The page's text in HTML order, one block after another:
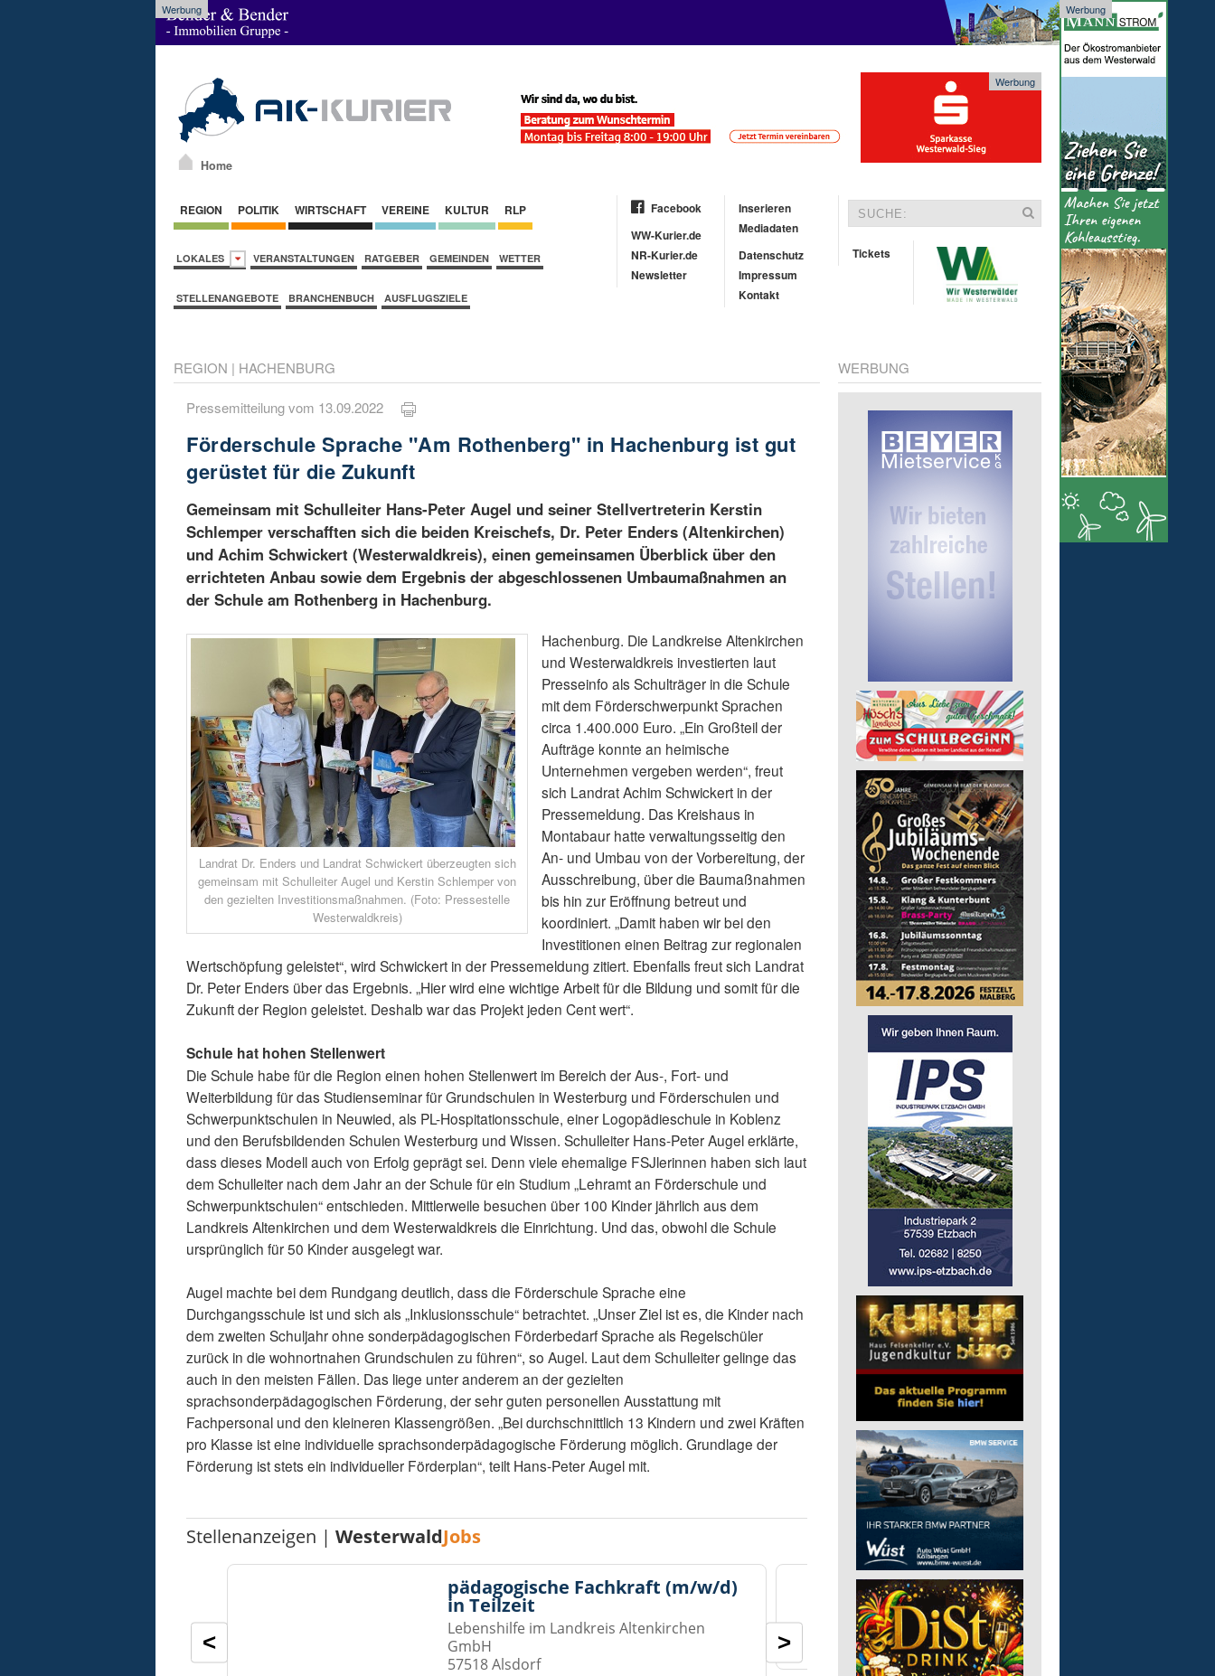
Werbung Werbung
Home
Werbung
REGION POLITIK WIRTSCHAFT VEREINE KULTUR RLP
LOKALES VERANSTALTUNGEN RATGEBER GEMEINDEN WETTER
STELLENANGEBOTE BRANCHENBUCH AUSFLUGSZIELE
Facebook
WW-Kurier.de
NR-Kurier.de
Newsletter
Inserieren
Mediadaten
Datenschutz
Impressum
Kontakt
Tickets
REGION | HACHENBURG
Pressemitteilung vom 13.09.2022
Förderschule Sprache "Am Rothenberg" in Hachenburg ist gut
gerüstet für die Zukunft
Gemeinsam mit Schulleiter Hans-Peter Augel und seiner Stellvertreterin Kerstin
Schlemper verschafften sich die beiden Kreischefs, Dr. Peter Enders (Altenkirchen)
und Achim Schwickert (Westerwaldkreis), einen gemeinsamen Überblick über den
errichteten Anbau sowie dem Ergebnis der abgeschlossenen Umbaumaßnahmen an
der Schule am Rothenberg in Hachenburg.
Landrat Dr. Enders und Landrat Schwickert überzeugten sich
gemeinsam mit Schulleiter Augel und Kerstin Schlemper von
den gezielten Investitionsmaßnahmen. (Foto: Pressestelle
Westerwaldkreis)
Hachenburg. Die Landkreise Altenkirchen
und Westerwaldkreis investierten laut
Presseinfo als Schulträger in die Schule
mit dem Förderschwerpunkt Sprachen
circa 1.400.000 Euro. „Ein Großteil der
Aufträge konnte an heimische
Unternehmen vergeben werden“, freut
sich Landrat Achim Schwickert in der
Pressemeldung. Das Kreishaus in
Montabaur hatte verwaltungsseitig den
An- und Umbau von der Vorbereitung, der
Ausschreibung, über die Baumaßnahmen
bis hin zur Eröffnung betreut und
koordiniert. „Damit haben wir bei den
Investitionen einen Beitrag zur regionalen
Wertschöpfung geleistet“, wird Schwickert in der Pressemeldung zitiert. Ebenfalls freut sich Landrat
Dr. Peter Enders über das Ergebnis. „Hier wird eine wichtige Arbeit für die Bildung und somit für die
Zukunft der Region geleistet. Deshalb war das Projekt jeden Cent wert“.
Schule hat hohen Stellenwert
Die Schule habe für die Region einen hohen Stellenwert im Bereich der Aus-, Fort- und
Weiterbildung für das Studienseminar für Grundschulen in Westerburg und Förderschulen und
Schwerpunktschulen in Neuwied, als PL-Hospitationsschule, einer Logopädieschule in Koblenz
und den Berufsbildenden Schulen Westerburg und Wissen. Schulleiter Hans-Peter Augel erklärte,
dass dieses Modell auch von Erfolg geprägt sei. Denn viele ehemalige FSJlerinnen haben sich laut
dem Schulleiter nach dem Jahr an der Schule für ein Studium „Lehramt an Förderschule und
Schwerpunktschulen“ entschieden. Mittlerweile besuchen über 100 Kinder jährlich aus dem
Landkreis Altenkirchen und dem Westerwaldkreis die Einrichtung. Und das, obwohl die Schule
ursprünglich für 50 Kinder ausgelegt war.
Augel machte bei dem Rundgang deutlich, dass die Förderschule Sprache eine
Durchgangsschule ist und sich als „Inklusionsschule“ betrachtet. „Unser Ziel ist es, die Kinder nach
dem zweiten Schuljahr ohne sonderpädagogischen Förderbedarf Sprache als Regelschüler
zurück in die wohnortnahen Grundschulen zu führen“, so Augel. Laut dem Schulleiter gelinge das
auch in den meisten Fällen. Das liege unter anderem an der gezielten
sprachsonderpädagogischen Förderung, der sehr guten personellen Ausstattung mit
Fachpersonal und den kleineren Klassengrößen. „Bei durchschnittlich 13 Kindern und zwei Kräften
pro Klasse ist eine individuelle sprachsonderpädagogische Förderung möglich. Grundlage der
Förderung ist stets ein individueller Förderplan“, teilt Hans-Peter Augel mit.
Stellenanzeigen |WesterwaldJobs
pädagogische Fachkraft (m/w/d)
in Teilzeit
Lebenshilfe im Landkreis Altenkirchen
GmbH
57518 Alsdorf
Kita - Assistenz (m/w/d)
Lebenshilfe im Landkreis
GmbH
51598 Friesenhagen
< >
WERBUNG